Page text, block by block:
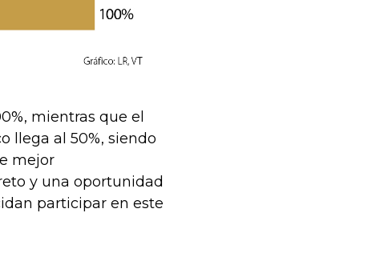
mientras que el
llega al 50%, siendo
mejor
y una oportunidad
participar en este